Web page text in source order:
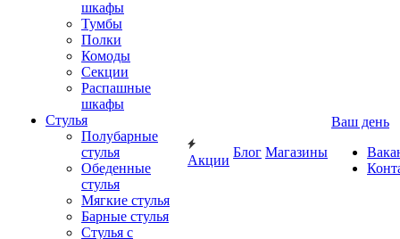
шкафы
Тумбы
Полки
Комоды
Секции
Распашные
шкафы
Стулья
Полубарные
стулья
Обеденные
стулья
Мягкие стулья
Барные стулья
Стулья с
Акции
Блог Магазины
Ваш день